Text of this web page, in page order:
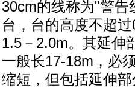
30cm的线称为"警
台，台的高度不超
1.5－2.0m。其延伸
一般长17-18m，必
缩短，但包括延伸部